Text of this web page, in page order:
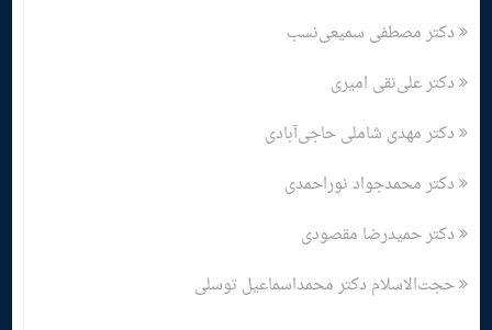
دکتر مصطفی سمیعی‌نسب
دکتر علی‌نقی امیری
دکتر مهدی شاملی حاجی‌آبادی
دکتر محمدجواد نوراحمدی
دکتر حمیدرضا مقصودی
حجت‌الاسلام دکتر محمداسماعیل توسلی